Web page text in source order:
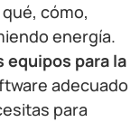
cómo,
energía.
para la
adecuado
para